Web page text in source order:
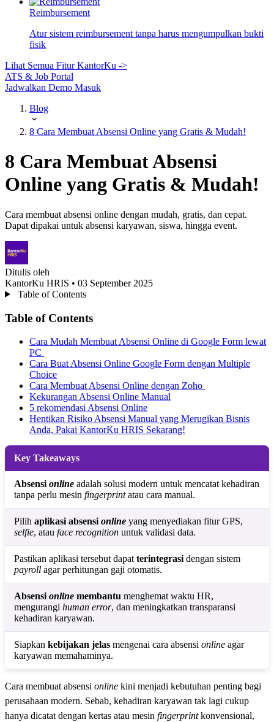
Reimbursement
Atur sistem reimbursement tanpa harus mengumpulkan bukti
fisik
Lihat Semua Fitur KantorKu ->
ATS & Job Portal
Jadwalkan Demo Masuk
Blog
8 Cara Membuat Absensi Online yang Gratis & Mudah!
8 Cara Membuat Absensi
Online yang Gratis & Mudah!
Cara membuat absensi online dengan mudah, gratis, dan cepat.
Dapat dipakai untuk absensi karyawan, siswa, hingga event.
Ditulis oleh
KantorKu HRIS • 03 September 2025
Table of Contents
Table of Contents
Cara Mudah Membuat Absensi Online di Google Form lewat
PC
Cara Buat Absensi Online Google Form dengan Multiple
Choice
Cara Membuat Absensi Online dengan Zoho
Kekurangan Absensi Online Manual
5 rekomendasi Absensi Online
Hentikan Risiko Absensi Manual yang Merugikan Bisnis
Anda, Pakai KantorKu HRIS Sekarang!
Key Takeaways
Absensi online adalah solusi modern untuk mencatat kehadiran
tanpa perlu mesin fingerprintatau cara manual.
Pilih aplikasi absensi online yang menyediakan fitur GPS,
selfie, atau face recognition untuk validasi data.
Pastikan aplikasi tersebut dapat terintegrasi dengan sistem
payroll agar perhitungan gaji otomatis.
Absensi online membantu menghemat waktu HR,
mengurangi human error, dan meningkatkan transparansi
kehadiran karyawan.
Siapkan kebijakan jelas mengenai cara absensi online agar
karyawan memahaminya.
Cara membuat absensi online kini menjadi kebutuhan penting bagi
perusahaan modern. Sebab, kehadiran karyawan tak lagi cukup
hanya dicatat dengan kertas atau mesin fingerprintkonvensional,